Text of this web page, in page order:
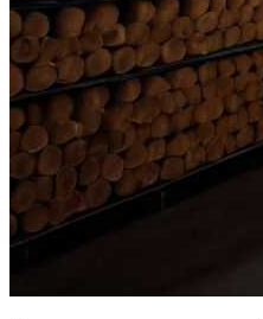
Полезно Ли
Домашние
Бюджетный